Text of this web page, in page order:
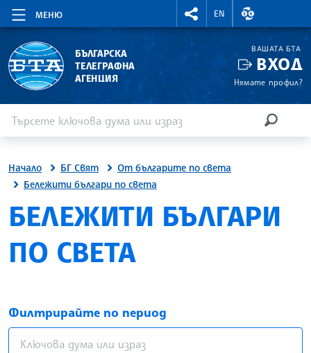
МЕНЮ
RIGHTMENU.SOCIAL
EN
ВАЛУТНИ
БЪЛГАРСКА
ТЕЛЕГРАФНА
АГЕНЦИЯ
ВАШАТА БТА
ВХОД
Нямате профил?
Начало БГ Свят
От българите по света
Бележити българи по света
БЕЛЕЖИТИ БЪЛГАРИ
ПО СВЕТА
Филтрирайте по период